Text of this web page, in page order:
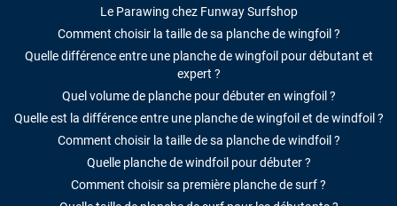
Le Parawing chez Funway Surfshop
Comment choisir la taille de sa planche de wingfoil ?
Quelle différence entre une planche de wingfoil pour débutant et
expert ?
Quel volume de planche pour débuter en wingfoil ?
Quelle est la différence entre une planche de wingfoil et de windfoil ?
Comment choisir la taille de sa planche de windfoil ?
Quelle planche de windfoil pour débuter ?
Comment choisir sa première planche de surf ?